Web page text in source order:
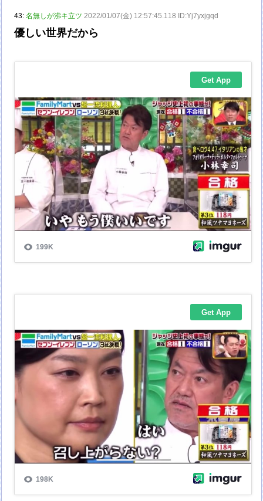
43:名無しが沸キ立ツ 2022/01/07(金) 12:57:45.118 ID:Yj7yxjgqd
優しい世界だから